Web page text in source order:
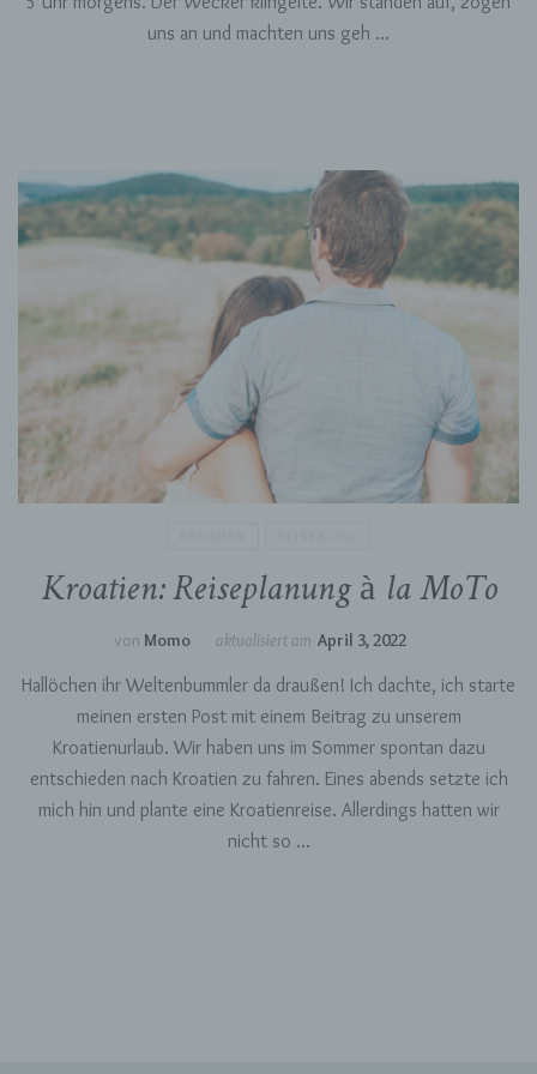
uns an und machten uns geh …
Kroatien: Reiseplanung à la MoTo
von Momo aktualisiert am April 3, 2022
Hallöchen ihr Weltenbummler da draußen! Ich dachte, ich starte
meinen ersten Post mit einem Beitrag zu unserem
Kroatienurlaub. Wir haben uns im Sommer spontan dazu
entschieden nach Kroatien zu fahren. Eines abends setzte ich
mich hin und plante eine Kroatienreise. Allerdings hatten wir
nicht so …
juristische Person, Behörde, Einrichtung oder
andere Stelle, die allein oder gemeinsam mit
anderen über die Zwecke und Mittel der
Verarbeitung von personenbezogenen Daten
entscheidet. Sind die Zwecke und Mittel dieser
Verarbeitung durch das Unionsrecht oder das
Recht der Mitgliedstaaten vorgegeben, so kann
der Verantwortliche beziehungsweise können
die bestimmten Kriterien seiner Benennung
nach dem Unionsrecht oder dem Recht der
Mitgliedstaaten vorgesehen werden.
h) Auftragsverarbeiter
Auftrag des Verantwortlichen verarbeitet.
Empfänger ist eine natürliche oder juristische
Person, Behörde, Einrichtung oder andere
offengelegt werden, unabhängig davon, ob es
sich bei ihr um einen Dritten handelt oder nicht.
Behörden, die im Rahmen eines bestimmten
Untersuchungsauftrags nach dem Unionsrecht